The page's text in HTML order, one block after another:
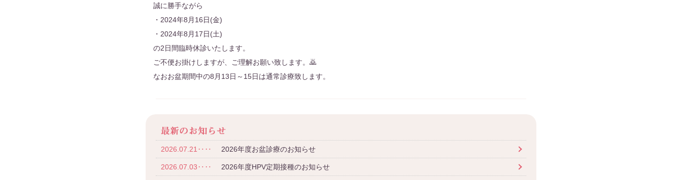
誠に勝手ながら
・2024年8月16日(金)
・2024年8月17日(土)
の2日間臨時休診いたします。
ご不便お掛けしますが、ご理解お願い致します。🙇
なおお盆期間中の8月13日～15日は通常診療致します。
2026.07.21‥‥ 2026年度お盆診療のお知らせ
2026.07.03‥‥ 2026年度HPV定期接種のお知らせ